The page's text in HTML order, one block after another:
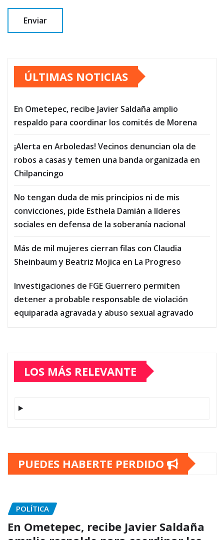
ÚLTIMAS NOTICIAS
En Ometepec, recibe Javier Saldaña amplio
respaldo para coordinar los comités de Morena
¡Alerta en Arboledas! Vecinos denuncian ola de
robos a casas y temen una banda organizada en
Chilpancingo
No tengan duda de mis principios ni de mis
convicciones, pide Esthela Damián a líderes
sociales en defensa de la soberanía nacional
Más de mil mujeres cierran filas con Claudia
Sheinbaum y Beatriz Mojica en La Progreso
Investigaciones de FGE Guerrero permiten
detener a probable responsable de violación
equiparada agravada y abuso sexual agravado
LOS MÁS RELEVANTE
PUEDES HABERTE PERDIDO
POLÍTICA
En Ometepec, recibe Javier Saldaña